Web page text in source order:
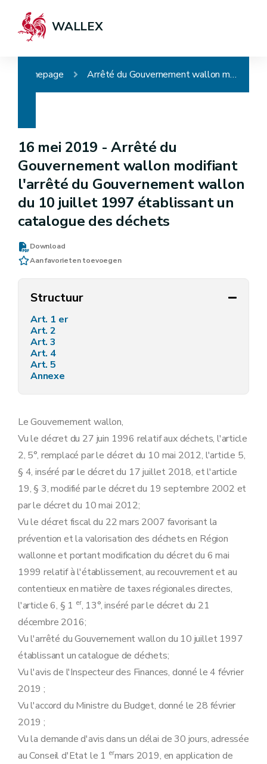
WALLEX
Homepage Arrêté du Gouvernement wallon modifiant l'arrêté du Gouvernement wallon du 10 juillet 1997 établissant un catalogue des déchets
16 mei 2019 -Arrêté du
Gouvernement wallon modifiant
l'arrêté du Gouvernement wallon
du 10 juillet 1997 établissant un
catalogue des déchets
Download
Aan favorieten toevoegen
Structuur
Art. 1 er
Art. 2
Art. 3
Art. 4
Art. 5
Annexe
Le Gouvernement wallon,
Vu le décret du 27 juin 1996 relatif aux déchets, l'article
2, 5°, remplacé par le décret du 10 mai 2012, l'article 5,
§ 4, inséré par le décret du 17 juillet 2018, et l'article
19, § 3, modifié par le décret du 19 septembre 2002 et
par le décret du 10 mai 2012;
Vu le décret fiscal du 22 mars 2007 favorisant la
prévention et la valorisation des déchets en Région
wallonne et portant modification du décret du 6 mai
1999 relatif à l'établissement, au recouvrement et au
contentieux en matière de taxes régionales directes,
l'article 6, § 1 er, 13°, inséré par le décret du 21
décembre 2016;
Vu l'arrêté du Gouvernement wallon du 10 juillet 1997
établissant un catalogue de déchets;
Vu l'avis de l'Inspecteur des Finances, donné le 4 février
2019 ;
Vu l'accord du Ministre du Budget, donné le 28 février
2019 ;
Vu la demande d'avis dans un délai de 30 jours, adressée
au Conseil d'Etat le 1 ermars 2019, en application de